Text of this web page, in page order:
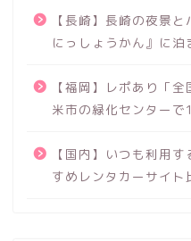
【長崎】長崎の夜景
にっしょうかん』に泊
【福岡】レポあり「
米市の緑化センターで
【国内】いつも利用
すめレンタカーサイト